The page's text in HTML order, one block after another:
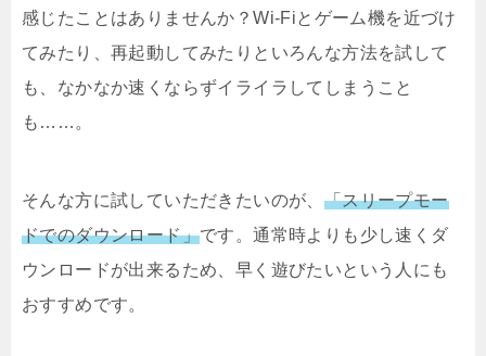
感じたことはありませんか？Wi-Fiとゲーム機を近づけ
てみたり、再起動してみたりといろんな方法を試して
も、なかなか速くならずイライラしてしまうこと
も……。
そんな方に試していただきたいのが、 「スリープモー
ドでのダウンロード」です。通常時よりも少し速くダ
ウンロードが出来るため、早く遊びたいという人にも
おすすめです。